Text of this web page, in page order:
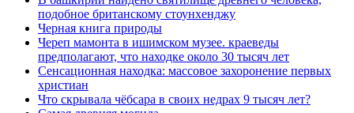
подобное британскому стоунхенджу
Черная книга природы
Череп мамонта в ишимском музее. краеведы
предполагают, что находке около 30 тысяч лет
Сенсационная находка: массовое захоронение первых
христиан
Что скрывала чёбсара в своих недрах 9 тысяч лет?